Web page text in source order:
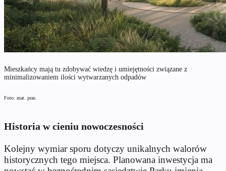
Mieszkańcy mają tu zdobywać wiedzę i umiejętności związane z
minimalizowaniem ilości wytwarzanych odpadów
Foto: mat. pras.
Historia w cieniu nowoczesności
Kolejny wymiar sporu dotyczy unikalnych walorów
historycznych tego miejsca. Planowana inwestycja ma